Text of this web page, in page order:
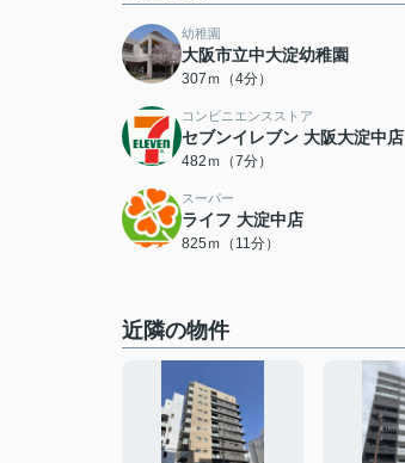
幼稚園
大阪市立中大淀幼稚園
307ｍ（4分）
コンビニエンスストア
セブンイレブン 大阪大淀中店
482ｍ（7分）
スーパー
ライフ 大淀中店
825ｍ（11分）
近隣の物件